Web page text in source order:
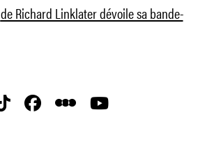
de Richard Linklater dévoile sa bande-